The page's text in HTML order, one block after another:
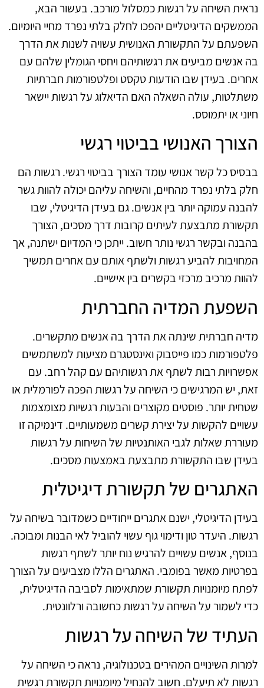
נראית השיחה על רגשות כמסלול מורכב. בעשור הבא,
הממשקים הדיגיטליים יהפכו לחלק בלתי נפרד מחיי היומיום.
השפעתם על התקשורת האנושית עשויה לשנות את הדרך
בה אנשים מביעים את רגשותיהם ויחסי הגומלין שלהם עם
אחרים. בעידן שבו הודעות טקסט ופלטפורמות חברתיות
משתלטות, עולה השאלה האם הדיאלוג על רגשות יישאר
חיוני או יתמוסס.
הצורך האנושי בביטוי רגשי
בבסיס כל קשר אנושי עומד הצורך בביטוי רגשי. רגשות הם
חלק בלתי נפרד מהחיים, והשיחה עליהם יכולה להוות גשר
להבנה עמוקה יותר בין אנשים. גם בעידן הדיגיטלי, שבו
תקשורת מתבצעת לעיתים קרובות דרך מסכים, הצורך
בהבנה ובקשר רגשי נותר חשוב. ייתכן כי המדיום ישתנה, אך
המחויבות להביע רגשות ולשתף אותם עם אחרים תמשיך
להוות מרכיב מרכזי בקשרים בין אישיים.
השפעת המדיה החברתית
מדיה חברתית שינתה את הדרך בה אנשים מתקשרים.
פלטפורמות כמו פייסבוק ואינסטגרם מציעות למשתמשים
אפשרויות רבות לשתף את רגשותיהם עם קהל רחב. עם
זאת, יש המרגישים כי השיחה על רגשות הפכה לפורמלית או
שטחית יותר. פוסטים מקוצרים והבעות רגשיות מצומצמות
עשויים להקשות על יצירת קשרים משמעותיים. דינמיקה זו
מעוררת שאלות לגבי האותנטיות של השיחות על רגשות
בעידן שבו התקשורת מתבצעת באמצעות מסכים.
האתגרים של תקשורת דיגיטלית
בעידן הדיגיטלי, ישנם אתגרים ייחודיים כשמדובר בשיחה על
רגשות. היעדר טון ודימוי גוף עשוי להוביל לאי הבנות ומבוכה.
בנוסף, אנשים עשויים להרגיש נוח יותר לשתף רגשות
בפרטיות מאשר בפומבי. האתגרים הללו מצביעים על הצורך
לפתח מיומנויות תקשורת שמתאימות לסביבה הדיגיטלית,
כדי לשמור על השיחה על רגשות כחשובה ורלוונטית.
העתיד של השיחה על רגשות
למרות השינויים המהירים בטכנולוגיה, נראה כי השיחה על
רגשות לא תיעלם. חשוב להנחיל מיומנויות תקשורת רגשית